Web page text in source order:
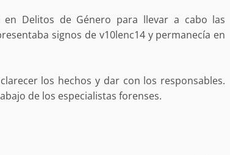
Delitos de Género para llevar a cabo las
signos de v10lenc14 y permanecía en
los hechos y dar con los responsables.
de los especialistas forenses.
7 agosto 2026